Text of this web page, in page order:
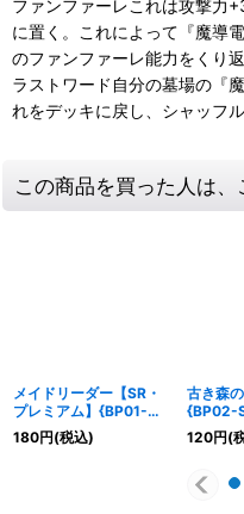
ファンファーレこれは攻撃力
に置く。これによって『魔導
のファンファーレ能力をくり返
ラストワード自分の墓場の『
れをデッキに戻し、シャッフル
この商品を買った人は
メイドリーダー【SR・
プレミアム】{BP01-
P07}《ロイヤル》
180円(税込)
古き森
{BP02-
フ》
120円(